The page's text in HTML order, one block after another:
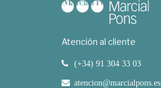
Atención al cliente
(+34) 91 304 33 03
atencion@marcialpons.es